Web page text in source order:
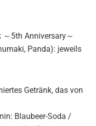
～5th Anniversary～
Panda): jeweils
Getränk, das von
Blaubeer-Soda /